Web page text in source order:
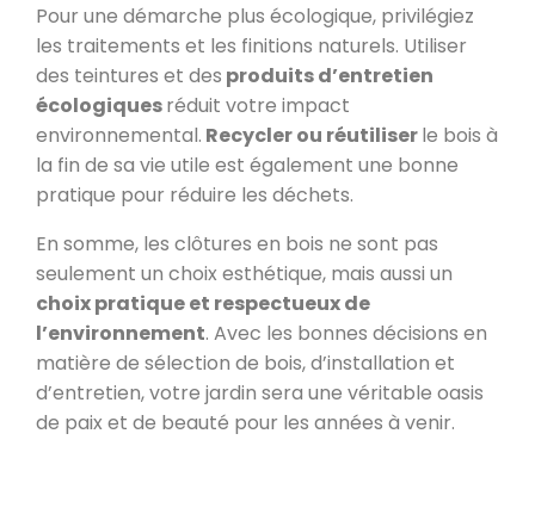
Pour une démarche plus écologique, privilégiez
les traitements et les finitions naturels. Utiliser
des teintures et des produits d’entretien
écologiquesréduit votre impact
environnemental. Recycler ou réutiliserle bois à
la fin de sa vie utile est également une bonne
pratique pour réduire les déchets.
En somme, les clôtures en bois ne sont pas
seulement un choix esthétique, mais aussi un
choix pratique et respectueux de
l’environnement. Avec les bonnes décisions en
matière de sélection de bois, d’installation et
d’entretien, votre jardin sera une véritable oasis
de paix et de beauté pour les années à venir.